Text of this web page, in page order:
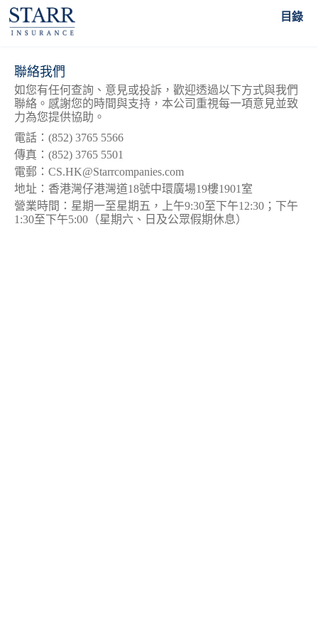
目錄
聯絡我們
如您有任何查詢、意見或投訴，歡迎透過以下方式與我們
聯絡。感謝您的時間與支持，本公司重視每一項意見並致
力為您提供協助。
電話：(852) 3765 5566
傳真：(852) 3765 5501
電郵：CS.HK@Starrcompanies.com
地址：香港灣仔港灣道18號中環廣場19樓1901室
營業時間：星期一至星期五，上午9:30至下午12:30；下午
1:30至下午5:00（星期六、日及公眾假期休息）